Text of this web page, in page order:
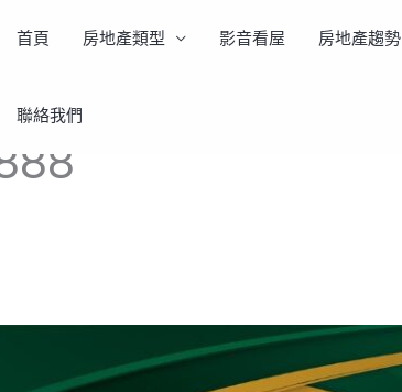
首頁 房地產類型 影音看屋 房地產趨勢
聯絡我們